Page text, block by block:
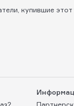
купившие этот